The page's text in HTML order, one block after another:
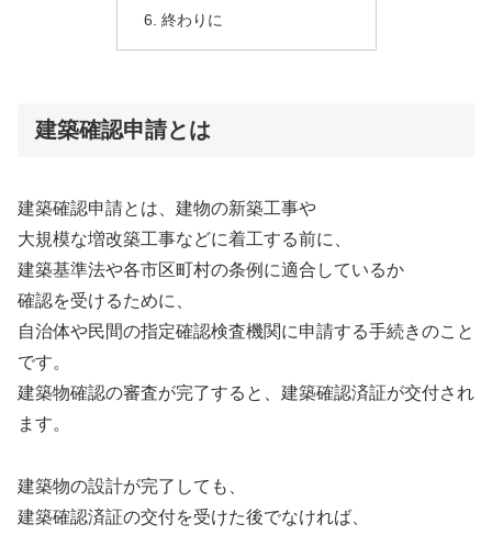
終わりに
建築確認申請とは
建築確認申請とは、建物の新築工事や
大規模な増改築工事などに着工する前に、
建築基準法や各市区町村の条例に適合しているか
確認を受けるために、
自治体や民間の指定確認検査機関に申請する手続きのこと
です。
建築物確認の審査が完了すると、建築確認済証が交付され
ます。
建築物の設計が完了しても、
建築確認済証の交付を受けた後でなければ、